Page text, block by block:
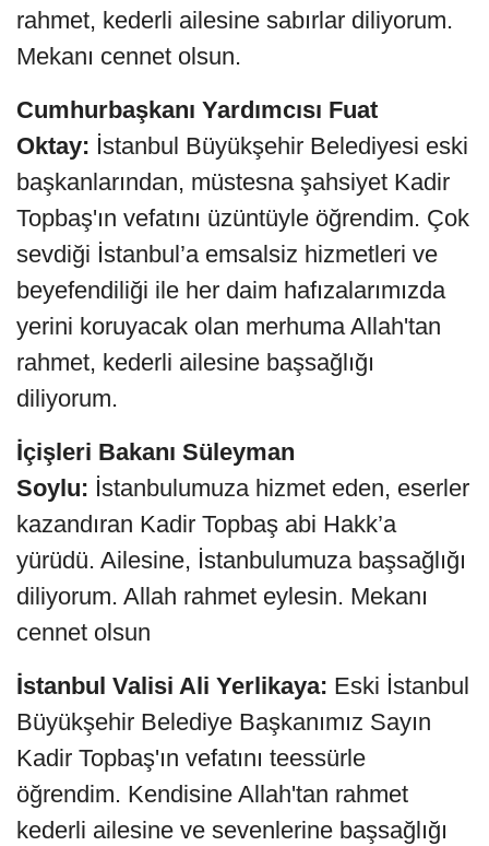
rahmet, kederli ailesine sabırlar diliyorum.
Mekanı cennet olsun.
Cumhurbaşkanı Yardımcısı Fuat
Oktay: İstanbul Büyükşehir Belediyesi eski
başkanlarından, müstesna şahsiyet Kadir
Topbaş'ın vefatını üzüntüyle öğrendim. Çok
sevdiği İstanbul’a emsalsiz hizmetleri ve
beyefendiliği ile her daim hafızalarımızda
yerini koruyacak olan merhuma Allah'tan
rahmet, kederli ailesine başsağlığı
diliyorum.
İçişleri Bakanı Süleyman
Soylu: İstanbulumuza hizmet eden, eserler
kazandıran Kadir Topbaş abi Hakk’a
yürüdü. Ailesine, İstanbulumuza başsağlığı
diliyorum. Allah rahmet eylesin. Mekanı
cennet olsun
İstanbul Valisi Ali Yerlikaya: Eski İstanbul
Büyükşehir Belediye Başkanımız Sayın
Kadir Topbaş'ın vefatını teessürle
öğrendim. Kendisine Allah'tan rahmet
kederli ailesine ve sevenlerine başsağlığı